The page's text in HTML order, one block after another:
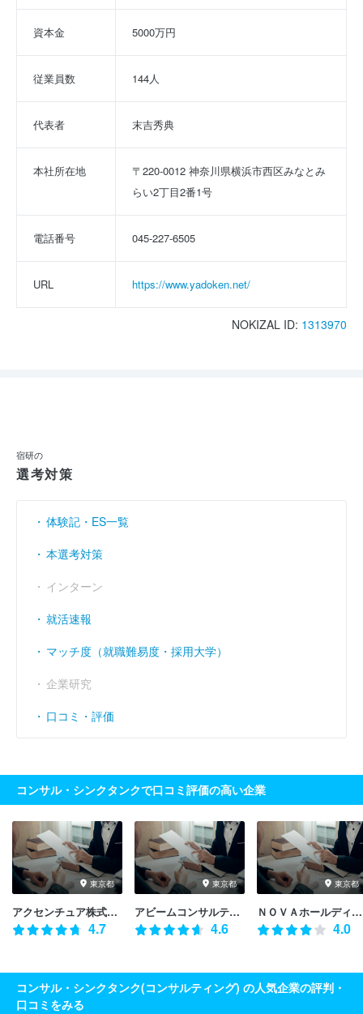
資本金 5000万円
従業員数 144人
代表者 末吉秀典
本社所在地
〒220-0012 神奈川県横浜市西区みなとみ
らい2丁目2番1号
電話番号 045-227-6505
URL https://www.yadoken.net/
NOKIZAL ID: 1313970
宿研の
選考対策
体験記・ES一覧
本選考対策
インターン
就活速報
マッチ度（就職難易度・採用大学）
企業研究
口コミ・評価
コンサル・シンクタンクで口コミ評価の高い企業
東京都
アクセンチュア株式会社
4.7
東京都
アビームコンサルティング株式会社
4.6
東京都
ＮＯＶＡホールディングス株式会社
4.0
コンサル・シンクタンク(コンサルティング) の人気企業の評判・
口コミをみる